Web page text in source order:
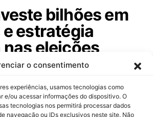
o consentimento
experiências, usamos tecnologias como
e/ou acessar informações do dispositivo. O
tecnologias nos permitirá processar dados
navegação ou IDs exclusivos neste site. Não
bilhões em
estratégia
eleições
veja
3 bilhões em mineração de
americano busca…